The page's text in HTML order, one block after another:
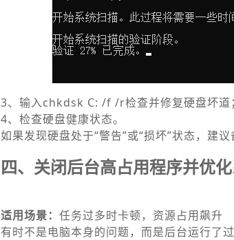
3、输入chkdsk C: /f /r检查并修复硬盘坏道；
4、检查硬盘健康状态。
如果发现硬盘处于“警告”或“损坏”状态，建议
四、关闭后台高占用程序并优
适用场景： 任务过多时卡顿，资源占用飙升
有时不是电脑本身的问题，而是后台运行了